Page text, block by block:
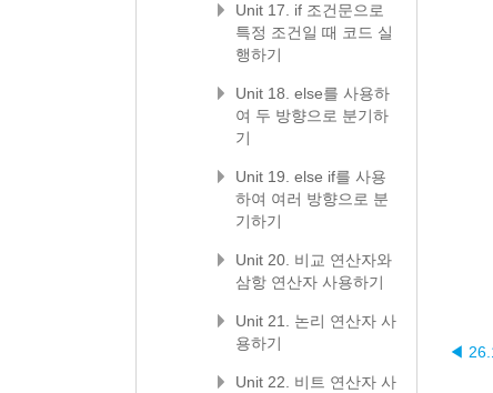
◀
Unit 17. if 조건문으로
특정 조건일 때 코드 실
행하기
Unit 18. else를 사용하
여 두 방향으로 분기하
기
Unit 19. else if를 사용
하여 여러 방향으로 분
기하기
Unit 20. 비교 연산자와
삼항 연산자 사용하기
Unit 21. 논리 연산자 사
용하기
Unit 22. 비트 연산자 사